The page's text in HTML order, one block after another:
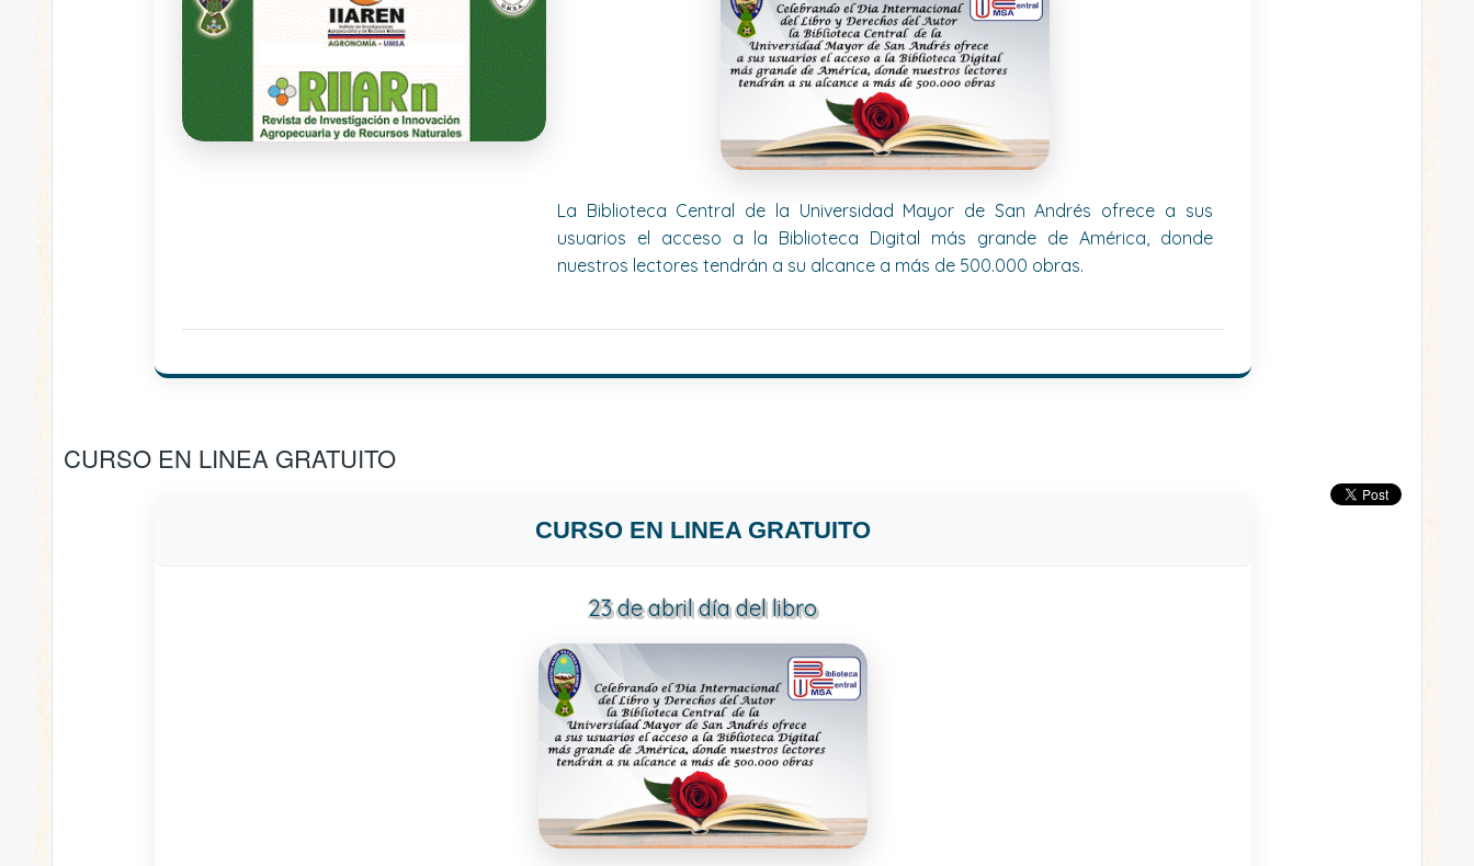
La Biblioteca Central de la Universidad Mayor de San Andrés ofrece a sus
usuarios el acceso a la Biblioteca Digital más grande de América, donde
nuestros lectores tendrán a su alcance a más de 500.000 obras.
CURSO EN LINEA GRATUITO
CURSO EN LINEA GRATUITO
23 de abril día del libro